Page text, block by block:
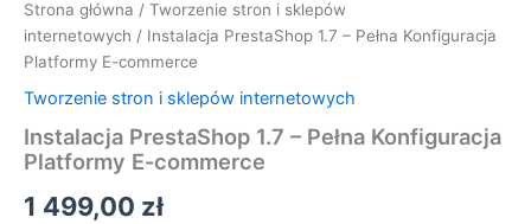
Strona główna / Tworzenie stron i sklepów
internetowych / Instalacja PrestaShop 1.7 – Pełna Konfiguracja
Platformy E-commerce
Tworzenie stron i sklepów internetowych
Instalacja PrestaShop 1.7 – Pełna Konfiguracja
Platformy E-commerce
1 499,00 zł